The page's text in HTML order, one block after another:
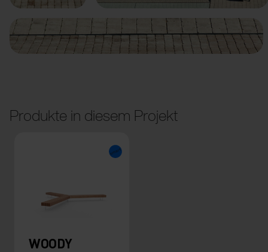
Produkte in diesem Projekt
WOODY